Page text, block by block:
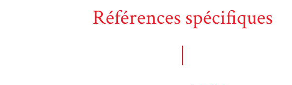
Références spécifiques